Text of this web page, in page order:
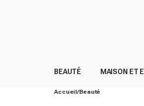
BEAUTÉ MAISON ET
Accueil Beauté